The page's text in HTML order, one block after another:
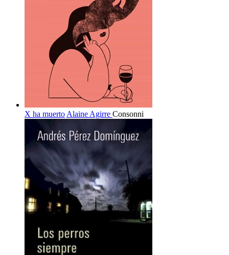
X ha muerto Alaine Agirre Consonni